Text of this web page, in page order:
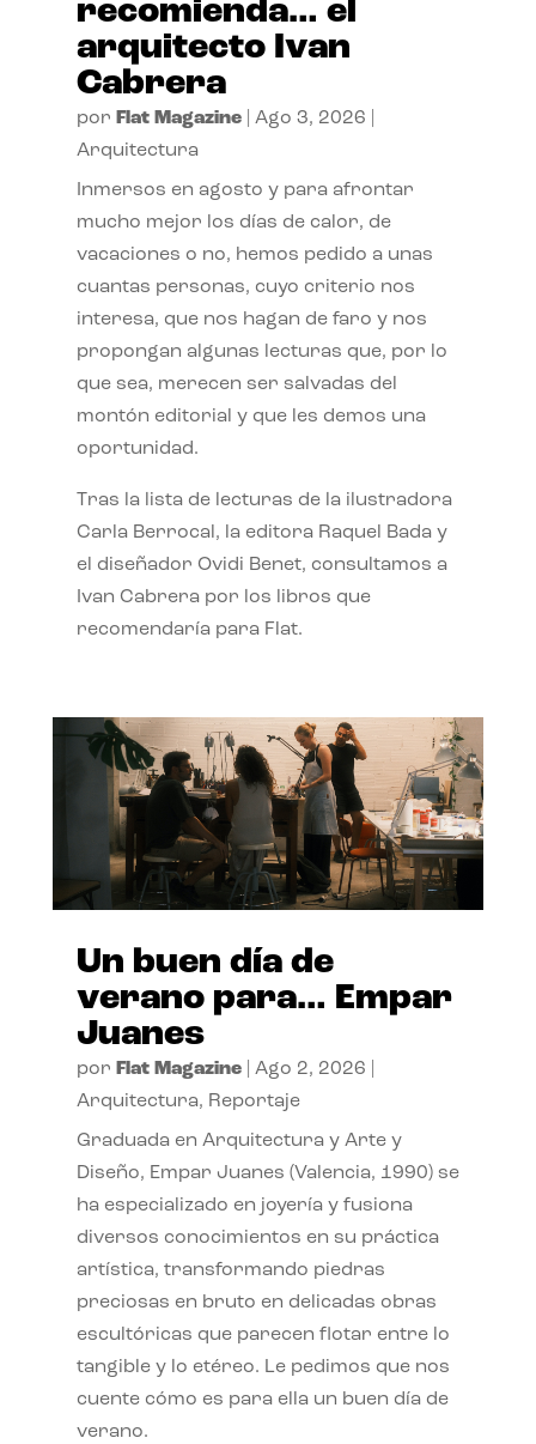
recomienda… el
arquitecto Ivan
Cabrera
por Flat Magazine| Ago 3, 2026
Arquitectura
Inmersos en agosto y para afrontar
mucho mejor los días de calor, de
vacaciones o no, hemos pedido a unas
cuantas personas, cuyo criterio nos
interesa, que nos hagan de faro y nos
propongan algunas lecturas que, por lo
que sea, merecen ser salvadas del
montón editorial y que les demos una
oportunidad.
Tras la lista de lecturas de la ilustradora
Carla Berrocal, la editora Raquel Bada y
el diseñador Ovidi Benet, consultamos a
Ivan Cabrera por los libros que
recomendaría para Flat.
Un buen día de
verano para… Empar
Juanes
por Flat Magazine| Ago 2, 2026
Arquitectura, Reportaje
Graduada en Arquitectura y Arte y
Diseño, Empar Juanes (Valencia, 1990) se
ha especializado en joyería y fusiona
diversos conocimientos en su práctica
artística, transformando piedras
preciosas en bruto en delicadas obras
escultóricas que parecen flotar entre lo
tangible y lo etéreo. Le pedimos que nos
cuente cómo es para ella un buen día de
verano.